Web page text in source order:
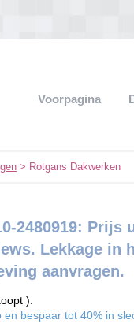
Voorpagina
> Rotgans Dakwerken
2480919:
Lekkage
aanvragen.
):
bespaar tot 40% in